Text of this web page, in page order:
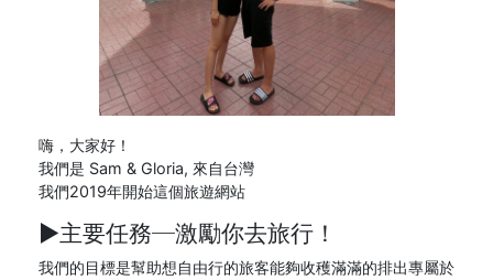
嗨，大家好！
我們是 Sam & Gloria, 來自台灣
我們2019年開始這個旅遊網站
►主要任務─激勵你去旅行！
我們的目標是幫助想自由行的旅客能夠收穫滿滿的排出專屬於